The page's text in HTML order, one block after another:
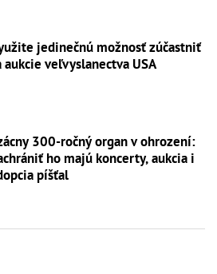
jedinečnú možnosť zúčastniť
aukcie veľvyslanectva USA
300-ročný organ v ohrození:
ho majú koncerty, aukcia i
píšťal